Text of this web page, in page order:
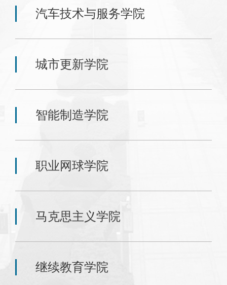
汽车技术与服务学院
城市更新学院
智能制造学院
职业网球学院
马克思主义学院
继续教育学院